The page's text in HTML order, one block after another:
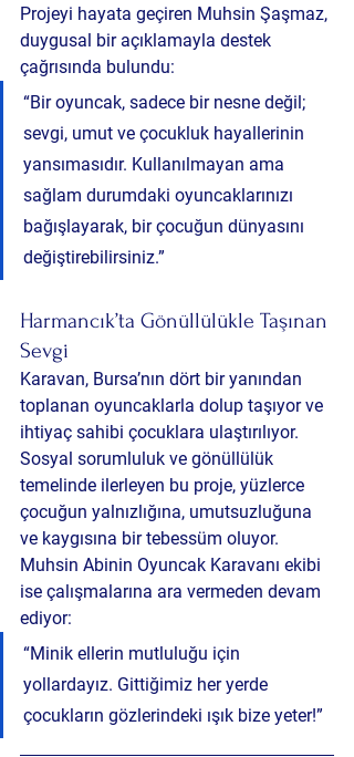
Projeyi hayata geçiren Muhsin Şaşmaz,
duygusal bir açıklamayla destek
çağrısında bulundu:
“Bir oyuncak, sadece bir nesne değil;
sevgi, umut ve çocukluk hayallerinin
yansımasıdır. Kullanılmayan ama
sağlam durumdaki oyuncaklarınızı
bağışlayarak, bir çocuğun dünyasını
değiştirebilirsiniz.”
Harmancık’ta Gönüllülükle Taşınan
Sevgi
Karavan, Bursa’nın dört bir yanından
toplanan oyuncaklarla dolup taşıyor ve
ihtiyaç sahibi çocuklara ulaştırılıyor.
Sosyal sorumluluk ve gönüllülük
temelinde ilerleyen bu proje, yüzlerce
çocuğun yalnızlığına, umutsuzluğuna
ve kaygısına bir tebessüm oluyor.
Muhsin Abinin Oyuncak Karavanı ekibi
ise çalışmalarına ara vermeden devam
ediyor:
“Minik ellerin mutluluğu için
yollardayız. Gittiğimiz her yerde
çocukların gözlerindeki ışık bize yeter!”